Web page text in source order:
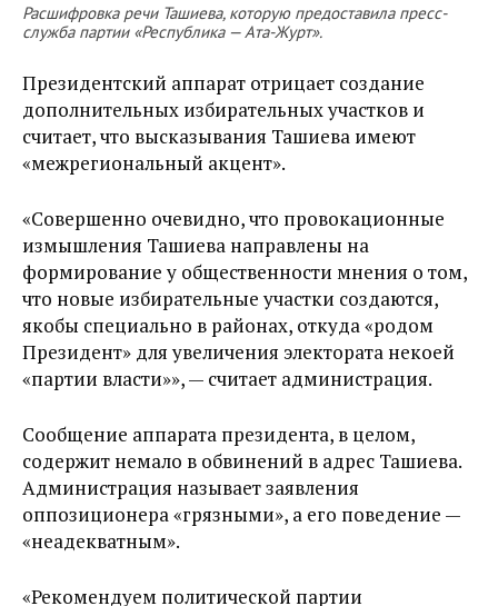
Расшифровка речи Ташиева, которую предоставила пресс-
служба партии «Республика — Ата-Журт».
Президентский аппарат отрицает создание
дополнительных избирательных участков и
считает, что высказывания Ташиева имеют
«межрегиональный акцент».
«Совершенно очевидно, что провокационные
измышления Ташиева направлены на
формирование у общественности мнения о том,
что новые избирательные участки создаются,
якобы специально в районах, откуда «родом
Президент» для увеличения электората некоей
«партии власти»», — считает администрация.
Сообщение аппарата президента, в целом,
содержит немало в обвинений в адрес Ташиева.
Администрация называет заявления
оппозиционера «грязными», а его поведение —
«неадекватным».
«Рекомендуем политической партии